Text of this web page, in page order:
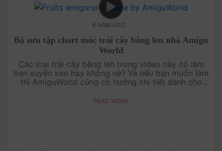
6 NĂM AGO
Bộ sưu tập chart móc trái cây bằng len nhà Amigu
World
Các loại trái cây bằng len trong video này có làm
bạn xuyến xao hay không nè? Và nếu bạn muốn làm
thì AmiguWorld cũng có hướng chi tiết dành cho
READ MORE